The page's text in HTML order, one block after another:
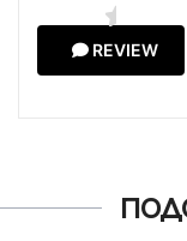
REVIEW